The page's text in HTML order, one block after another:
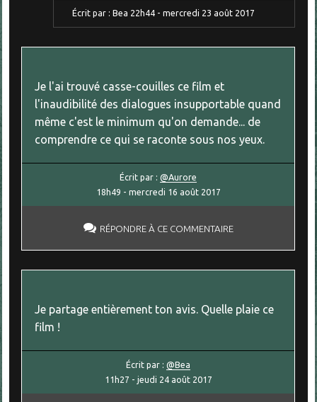
Écrit par : Bea 22h44- mercredi 23 août 2017
Je l'ai trouvé casse-couilles ce film et
l'inaudibilité des dialogues insupportable quand
même c'est le minimum qu'on demande... de
comprendre ce qui se raconte sous nos yeux.
Écrit par :@Aurore
18h49 - mercredi 16 août 2017
RÉPONDRE À CE COMMENTAIRE
Je partage entièrement ton avis. Quelle plaie ce
film !
Écrit par :@Bea
11h27 - jeudi 24 août 2017